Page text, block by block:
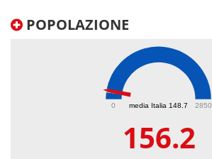
POPOLAZIONE
media Italia 148.7
0 2850
156.2